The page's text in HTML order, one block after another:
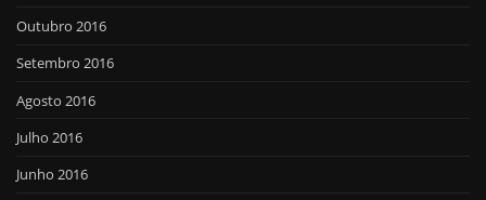
Outubro 2016
Setembro 2016
Agosto 2016
Julho 2016
Junho 2016